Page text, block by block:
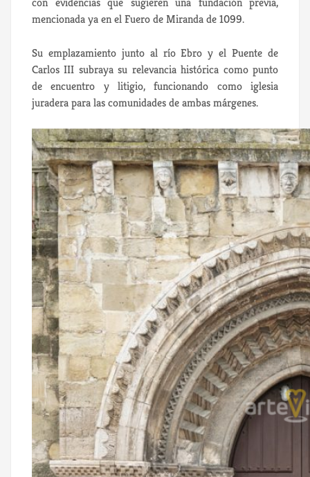
mencionada ya en el Fuero de Miranda de 1099.
Su emplazamiento junto al río Ebro y el Puente de
Carlos III subraya su relevancia histórica como punto
de encuentro y litigio, funcionando como iglesia
juradera para las comunidades de ambas márgenes.